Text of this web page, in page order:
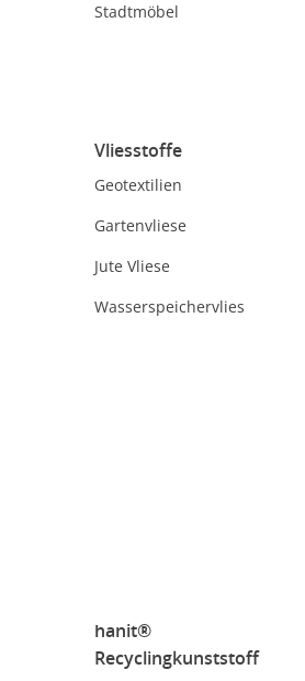
Stadtmöbel
Vliesstoffe
Geotextilien
Gartenvliese
Jute Vliese
Wasserspeichervlies
hanit®
Recyclingkunststoff